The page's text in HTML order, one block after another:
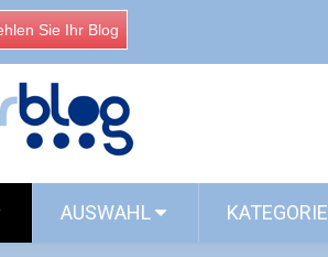
Sie Ihr Blog
AUSWAHL